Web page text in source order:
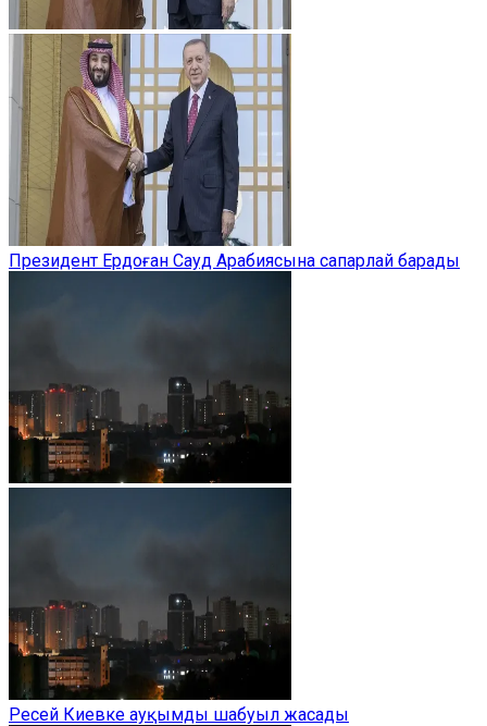
Президент Ердоған Сауд Арабиясына сапарлай барады
Ресей Киевке ауқымды шабуыл жасады